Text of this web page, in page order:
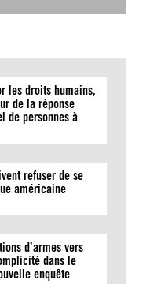
les droits humains,
de la réponse
de personnes à
refuser de se
américaine
d’armes vers
dans le
enquête